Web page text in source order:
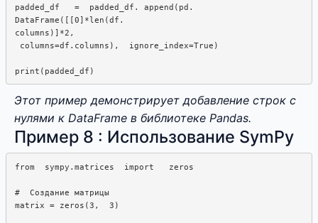
padded_df   =  padded_df. append(pd.
DataFrame([[0]*len(df.
columns)]*2,
columns=df.columns),  ignore_index=True)
Этот пример демонстрирует добавление строк с
нулями к DataFrame в библиотеке Pandas.
Пример 8 : Использование SymPy
from  sympy.matrices  import   zeros
#  Создание матрицы
matrix = zeros(3,  3)